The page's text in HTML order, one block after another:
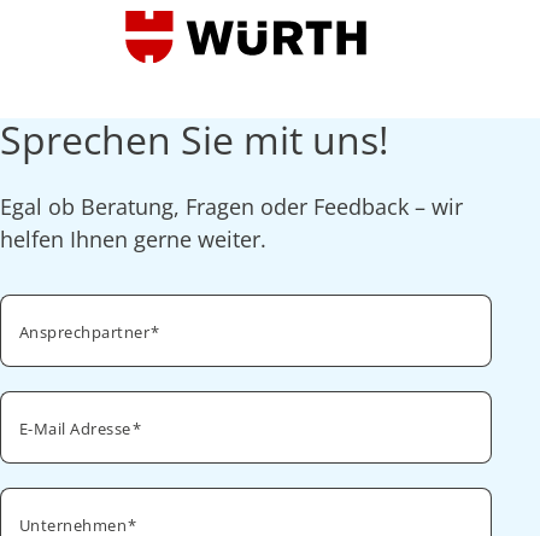
Sprechen Sie mit uns!
Egal ob Beratung, Fragen oder Feedback – wir
helfen Ihnen gerne weiter.
Ansprechpartner
E-Mail Adresse
Unternehmen